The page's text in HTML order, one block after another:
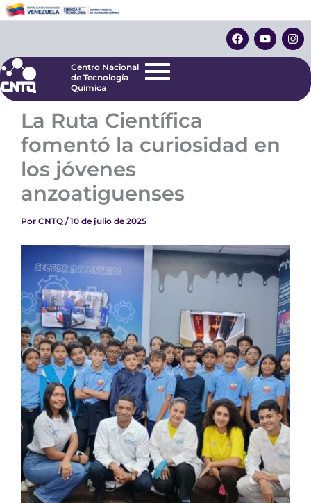
al
F
a
c
o
Y
o
u
e
I
n
s
r
Centro Nacional
de Tecnología
Centro Nacional
de Tecnología
Química
La Ruta Científica
fomentó la curiosidad en
los jóvenes
anzoatiguenses
Por CNTQ /10 de julio de 2025